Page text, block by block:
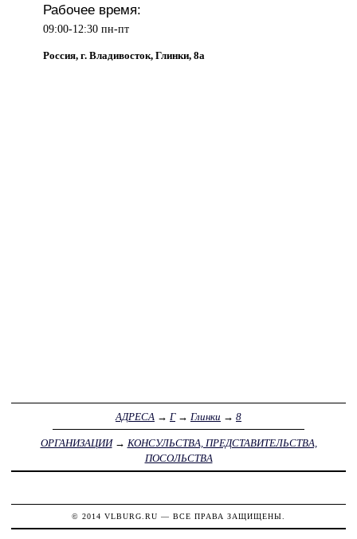
Рабочее время:
09:00-12:30 пн-пт
Россия, г. Владивосток, Глинки, 8а
АДРЕСА → Г→ Глинки → 8
ОРГАНИЗАЦИИ→ КОНСУЛЬСТВА, ПРЕДСТАВИТЕЛЬСТВА,
ПОСОЛЬСТВА
© 2014 VLBURG.RU — ВСЕ ПРАВА ЗАЩИЩЕНЫ.